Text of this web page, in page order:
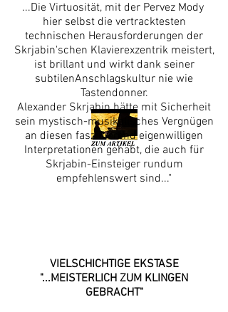
...Die Virtuosität, mit der Pervez Mody
hier selbst die vertracktesten
technischen Herausforderungen der
Skrjabin'schen Klavierexzentrik meistert,
ist brillant und wirkt dank seiner
subtilenAnschlagskultur nie wie
Tastendonner.
Alexander Skrjabin hätte mit Sicherheit
sein mystisch-musikalisches Vergnügen
an diesen faszinierend eigenwilligen
Interpretationen gehabt, die auch für
Skrjabin-Einsteiger rundum
empfehlenswert sind..."
VIELSCHICHTIGE EKSTASE
"...MEISTERLICH ZUM KLINGEN
GEBRACHT"